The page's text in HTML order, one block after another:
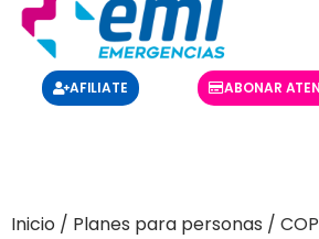
AFILIATE ABONAR
Inicio / Planes para personas /